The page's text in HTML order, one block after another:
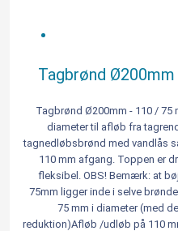
Tagbrønd
Tagbrønd Ø200mm - 110 / 75
diameter til afløb fra
tagnedløbsbrønd med vandlås
110 mm afgang. Toppen er
fleksibel. OBS! Bemærk: at
75mm ligger inde i selve
75 mm i diameter (med
reduktion)Afløb /udløb på 110
mm
tilløb